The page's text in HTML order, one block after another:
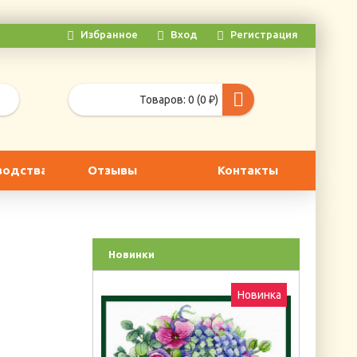
Избранное Вход Регистрация
Товаров: 0 (0 ₽)
Отзывы Контакты
Новинки
Новинка